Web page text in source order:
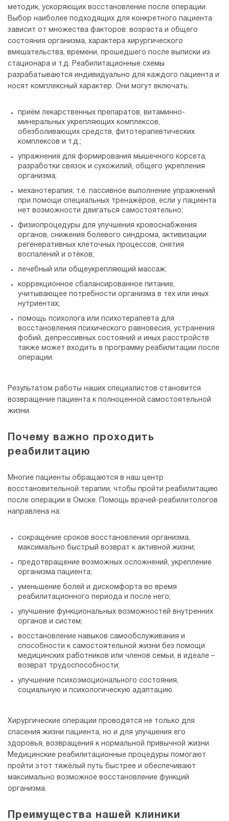
методик, ускоряющих восстановление после операции.
Выбор наиболее подходящих для конкретного пациента
зависит от множества факторов: возраста и общего
состояния организма, характера хирургического
вмешательства, времени, прошедшего после выписки из
стационара и т.д. Реабилитационные схемы
разрабатываются индивидуально для каждого пациента и
носят комплексный характер. Они могут включать:
приём лекарственных препаратов, витаминно-
минеральных укрепляющих комплексов,
обезболивающих средств, фитотерапевтических
комплексов и т.д.;
упражнения для формирования мышечного корсета,
разработки связок и сухожилий, общего укрепления
организма;
механотерапия, т.е. пассивное выполнение упражнений
при помощи специальных тренажёров, если у пациента
нет возможности двигаться самостоятельно;
физиопроцедуры для улучшения кровоснабжения
органов, снижения болевого синдрома, активизации
регенеративных клеточных процессов, снятия
воспалений и отёков;
лечебный или общеукрепляющий массаж;
коррекционное сбалансированное питание,
учитывающее потребности организма в тех или иных
нутриентах;
помощь психолога или психотерапевта для
восстановления психического равновесия, устранения
фобий, депрессивных состояний и иных расстройств
также может входить в программу реабилитации после
операции.
Результатом работы наших специалистов становится
возвращение пациента к полноценной самостоятельной
жизни.
Почему важно проходить
реабилитацию
Многие пациенты обращаются в наш центр
восстановительной терапии, чтобы пройти реабилитацию
после операции в Омске. Помощь врачей-реабилитологов
направлена на:
сокращение сроков восстановления организма,
максимально быстрый возврат к активной жизни;
предотвращение возможных осложнений, укрепление
организма пациента;
уменьшение болей и дискомфорта во время
реабилитационного периода и после него;
улучшение функциональных возможностей внутренних
органов и систем;
восстановление навыков самообслуживания и
способности к самостоятельной жизни без помощи
медицинских работников или членов семьи, в идеале –
возврат трудоспособности;
улучшение психоэмоционального состояния,
социальную и психологическую адаптацию.
Хирургические операции проводятся не только для
спасения жизни пациента, но и для улучшения его
здоровья, возвращения к нормальной привычной жизни.
Медицинские реабилитационные процедуры помогают
пройти этот тяжёлый путь быстрее и обеспечивают
максимально возможное восстановление функций
организма.
Преимущества нашей клиники